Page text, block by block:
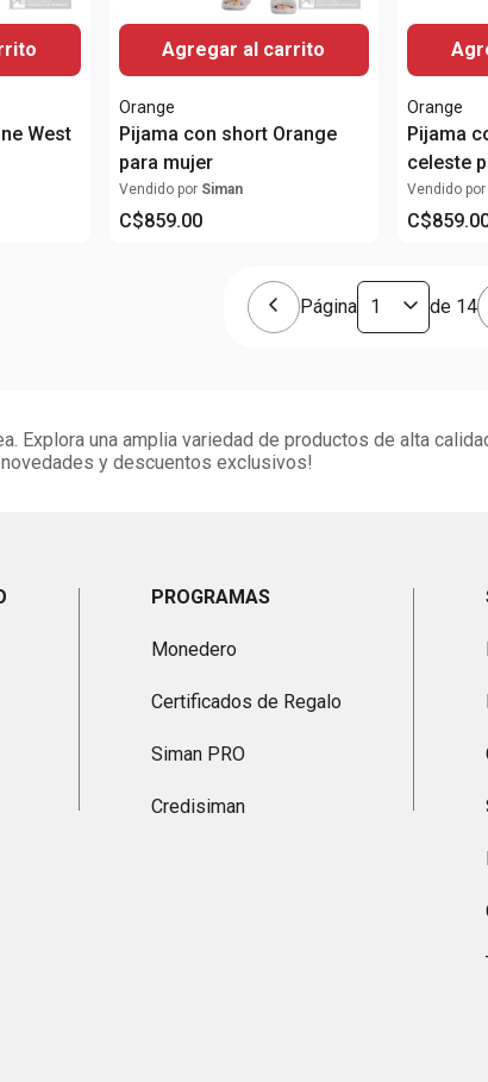
West
Agregar al carrito
Orange
Pijama con short Orange
para mujer
Vendido por Siman
C$859.00
Orange
Pijama
celeste
Vendido por
C$859.
Página de 14
Explora una amplia variedad de productos de alta
y descuentos exclusivos!
PROGRAMAS
Monedero
Certificados de Regalo
Siman PRO
Credisiman